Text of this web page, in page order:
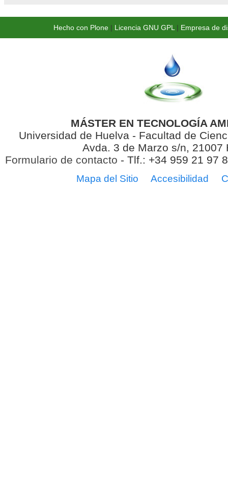
Hecho con Plone| Licencia GNU GPL | Empresa de
MÁSTER EN TECNOLOGÍA
Universidad de Huelva - Facultad de
Avda. 3 de Marzo s/n, 21007
Formulario de contacto - Tlf.: +34 959 21 97
Mapa del Sitio Accesibilidad